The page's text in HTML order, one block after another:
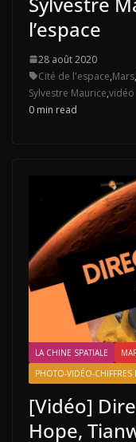
l’espace
28 août 2020
Cité de l'espace,Mars,
Sylvestre Maurice,vidéo
0 min read
LA CHINE SPATIALE
PHOTO-VIDÉO-
[Vidéo]
Hope,